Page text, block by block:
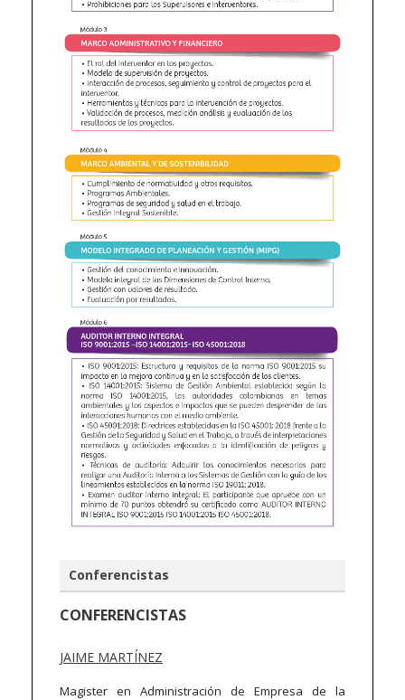
Conferencistas
CONFERENCISTAS
JAIME MARTÍNEZ
Magister en Administración de Empresa de la